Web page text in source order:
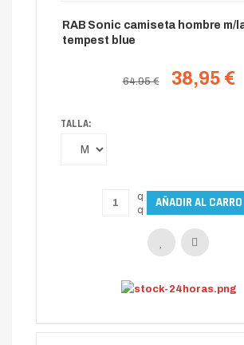
RAB Sonic camiseta hombre m/
tempest blue
64.95 € 38,95 €
TALLA: